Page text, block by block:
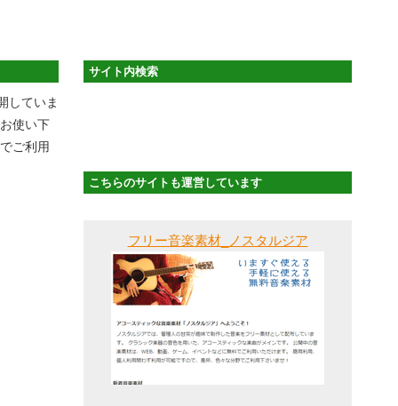
していま
使い下
ご利用
サイト内検索
こちらのサイトも運営しています
フリー音楽素材_ノスタルジア